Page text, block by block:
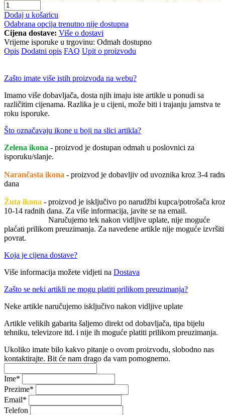
Dodaj u košaricu
Odabrana opcija trenutno nije dostupna
Cijena dostave: Više o dostavi
Vrijeme isporuke u trgovinu: Odmah dostupno
Opis Dodatni opis FAQ Upit o proizvodu
Zašto imate više istih proizvoda na webu?
Imamo više dobavljača, dosta njih imaju iste artikle u ponudi sa
različitim cijenama. Razlika je u cijeni, može biti i trajanju jamstva te
roku isporuke.
Što označavaju ikone u boji na slici artikla?
Zelena ikona - proizvod je dostupan odmah u poslovnici za
isporuku/slanje.
Narančasta ikona - proizvod je dobavljiv od uvoznika kroz 3-4
dana
Žuta ikona - proizvod je isključivo po narudžbi kupca/potrošača kroz
10-14 radnih dana. Za više informacija, javite se na email.
Naručujemo tek nakon vidljive uplate, nije moguće
plaćati prilikom preuzimanja. Za navedene artikle nije moguće izvršiti
povrat.
Koja je cijena dostave?
Više informacija možete vidjeti na Dostava
Zašto se neki artikli ne mogu platiti prilikom preuzimanja?
Neke artikle naručujemo isključivo nakon vidljive uplate
Artikle velikih gabarita šaljemo direkt od dobavljača, tipa bijelu
tehniku, televizore itd. i nije ih moguće platiti prilikom preuzimanja.
Ukoliko imate bilo kakvo pitanje o ovom proizvodu, slobodno nas
kontaktirajte. Bit će nam drago da vam pomognemo.
Ime*
Prezime*
Email*
Telefon